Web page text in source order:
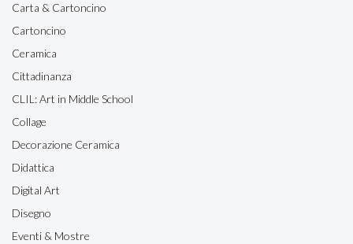
Carta & Cartoncino
Cartoncino
Ceramica
Cittadinanza
CLIL: Art in Middle School
Collage
Decorazione Ceramica
Didattica
Digital Art
Disegno
Eventi & Mostre